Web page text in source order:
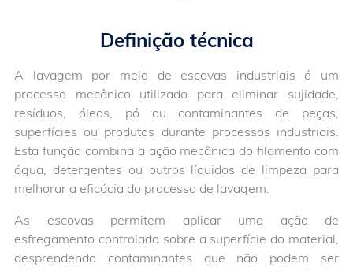
Definição técnica
A lavagem por meio de escovas industriais é um
processo mecânico utilizado para eliminar sujidade,
resíduos, óleos, pó ou contaminantes de peças,
superfícies ou produtos durante processos industriais.
Esta função combina a ação mecânica do filamento com
água, detergentes ou outros líquidos de limpeza para
melhorar a eficácia do processo de lavagem.
As escovas permitem aplicar uma ação de
esfregamento controlada sobre a superfície do material,
desprendendo contaminantes que não podem ser